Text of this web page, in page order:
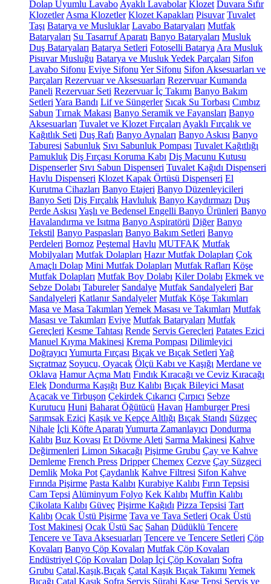
Dolap Uyumlu Lavabo Ayaklı Lavabolar Klozet Duvara Sıfır
Klozetler Asma Klozetler Klozet Kapakları Pisuvar Tuvalet
Taşı Batarya ve Musluklar Lavabo Bataryaları Mutfak
Bataryaları Su Tasarruf Aparatı Banyo Bataryaları Musluk
Duş Bataryaları Batarya Setleri Fotoselli Batarya Ara Musluk
Pisuvar Musluğu Batarya ve Musluk Yedek Parçaları Sifon
Lavabo Sifonu Eviye Sifonu Yer Sifonu Sifon Aksesuarları ve
Parçaları Rezervuar ve Aksesuarları Rezervuar Kumanda
Paneli Rezervuar Seti Rezervuar İç Takımı Banyo Bakım
Setleri Yara Bandı Lif ve Süngerler Sıcak Su Torbası Cımbız
Sabun Tırnak Makası Banyo Seramik ve Fayansları Banyo
Aksesuarları Tuvalet ve Klozet Fırçaları Ayaklı Fırçalık ve
Kağıtlık Seti Duş Rafı Banyo Aynaları Banyo Askısı Banyo
Taburesi Sabunluk Sıvı Sabunluk Pompası Tuvalet Kağıtlığı
Pamukluk Diş Fırçası Koruma Kabı Diş Macunu Kutusu
Dispenserler Sıvı Sabun Dispenseri Tuvalet Kağıdı Dispenseri
Havlu Dispenseri Klozet Kapak Örtüsü Dispenseri El
Kurutma Cihazları Banyo Etajeri Banyo Düzenleyicileri
Banyo Seti Diş Fırçalık Havluluk Banyo Kaydırmazı Duş
Perde Askısı Yaşlı ve Bedensel Engelli Banyo Ürünleri Banyo
Havalandırma ve Isıtma Banyo Aspiratörü Diğer Banyo
Tekstil Banyo Paspasları Banyo Bakım Setleri Banyo
Perdeleri Bornoz Peştemal Havlu MUTFAK Mutfak
Mobilyaları Mutfak Dolapları Hazır Mutfak Dolapları Çok
Amaçlı Dolap Mini Mutfak Dolapları Mutfak Rafları Köşe
Mutfak Dolapları Mutfak Boy Dolabı Kiler Dolabı Ekmek ve
Sebze Dolabı Tabureler Sandalye Mutfak Sandalyeleri Bar
Sandalyeleri Katlanır Sandalyeler Mutfak Köşe Takımları
Masa ve Masa Takımları Yemek Masası ve Takımları Mutfak
Masası ve Takımları Eviye Mutfak Bataryaları Mutfak
Gereçleri Kesme Tahtası Rende Servis Gereçleri Patates Ezici
Manuel Kıyma Makinesi Krema Pompası Dilimleyici
Doğrayıcı Yumurta Fırçası Bıçak ve Bıçak Setleri Yağ
Sıçratmaz Soyucu, Oyacak Ölçü Kabı ve Kaşığı Merdane ve
Oklava Hamur Açma Matı Fındık Kıracağı ve Ceviz Kıracağı
Elek Dondurma Kaşığı Buz Kalıbı Bıçak Bileyici Masat
Açacak ve Tirbuşon Çekirdek Çıkarıcı Çırpıcı Sebze
Kurutucu Huni Baharat Öğütücü Havan Hamburger Presi
Sarımsak Ezici Kaşık ve Kepçe Altlığı Bıçak Standı Süzgeç
Nihale İçli Köfte Aparatı Yumurta Zamanlayıcı Dondurma
Kalıbı Buz Kovası Et Dövme Aleti Sarma Makinesi Kahve
Değirmenleri Limon Sıkacağı Pişirme Grubu Çay ve Kahve
Demleme French Press Dripper Chemex Cezve Çay Süzgeci
Demlik Moka Pot Çaydanlık Kahve Filtresi Sifon Kahve
Fırında Pişirme Pasta Kalıbı Kurabiye Kalıbı Fırın Tepsisi
Cam Tepsi Alüminyum Folyo Kek Kalıbı Muffin Kalıbı
Çikolata Kalıbı Güveç Pişirme Kağıdı Pizza Tepsisi Tart
Kalıbı Ocak Üstü Pişirme Tava ve Tava Setleri Ocak Üstü
Tost Makinesi Ocak Üstü Sac Sahan Düdüklü Tencere
Tencere ve Tava Aksesuarları Tencere ve Tencere Setleri Çöp
Kovaları Banyo Çöp Kovaları Mutfak Çöp Kovaları
Endüstriyel Çöp Kovaları Dolap İçi Çöp Kovaları Sofra
Grubu Çatal,Kaşık,Bıçak Çatal Kaşık Bıçak Takımı Yemek
Bıçağı Çatal Kaşık Sofra Servis Sürahi Kase Tepsi Servis ve